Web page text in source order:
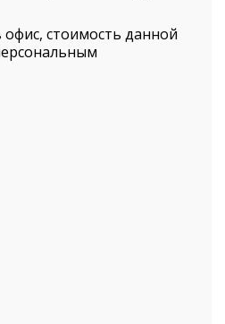
офис, стоимость данной